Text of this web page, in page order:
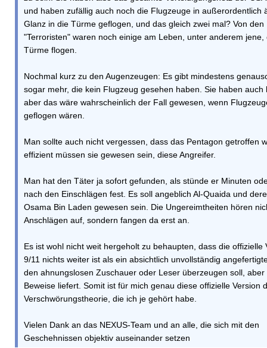
und haben zufällig auch noch die Flugzeuge in außerordentlich
Glanz in die Türme geflogen, und das gleich zwei mal? Von den
"Terroristen" waren noch einige am Leben, unter anderem jene,
Türme flogen.
Nochmal kurz zu den Augenzeugen: Es gibt mindestens
sogar mehr, die kein Flugzeug gesehen haben. Sie haben auch
aber das wäre wahrscheinlich der Fall gewesen, wenn
geflogen wären.
Man sollte auch nicht vergessen, dass das Pentagon getroffen
effizient müssen sie gewesen sein, diese Angreifer.
Man hat den Täter ja sofort gefunden, als stünde er Minuten
nach den Einschlägen fest. Es soll angeblich Al-Quaida und
Osama Bin Laden gewesen sein. Die Ungereimtheiten hören
Anschlägen auf, sondern fangen da erst an.
Es ist wohl nicht weit hergeholt zu behaupten, dass die offizielle
9/11 nichts weiter ist als ein absichtlich unvollständig
den ahnungslosen Zuschauer oder Leser überzeugen soll, aber
Beweise liefert. Somit ist für mich genau diese offizielle Version
Verschwörungstheorie, die ich je gehört habe.
Vielen Dank an das NEXUS-Team und an alle, die sich mit den
Geschehnissen objektiv auseinander setzen